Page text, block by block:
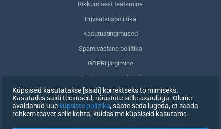
Rikkumisest teatamine
Privaatsuspoliitika
Kasutustingimused
Spamivastane poliitika
GDPRi järgimine
Kustuta oma andmed
Nõusoleku tagasivõtmine
Küpsiseid kasutatakse [saidi] korrektseks toimimiseks.
Kasutades saidi teenuseid, nõustute selle asjaoluga. Oleme
avaldanud uue küpsiste poliitika, saate seda lugeda, et saada
rohkem teavet selle kohta, kuidas me küpsiseid kasutame.